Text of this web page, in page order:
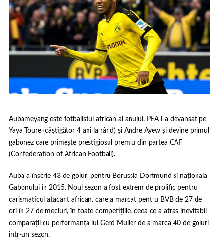
Aubameyang este fotbalistul african al anului. PEA i-a devansat pe
Yaya Toure (câștigător 4 ani la rând) și Andre Ayew și devine primul
gabonez care primește prestigiosul premiu din partea CAF
(Confederation of African Football).
Auba a înscrie 43 de goluri pentru Borussia Dortmund și naționala
Gabonului în 2015. Noul sezon a fost extrem de prolific pentru
carismaticul atacant african, care a marcat pentru BVB de 27 de
ori în 27 de meciuri, în toate competițiile, ceea ce a atras inevitabil
comparații cu performanța lui Gerd Muller de a marca 40 de goluri
într-un sezon.